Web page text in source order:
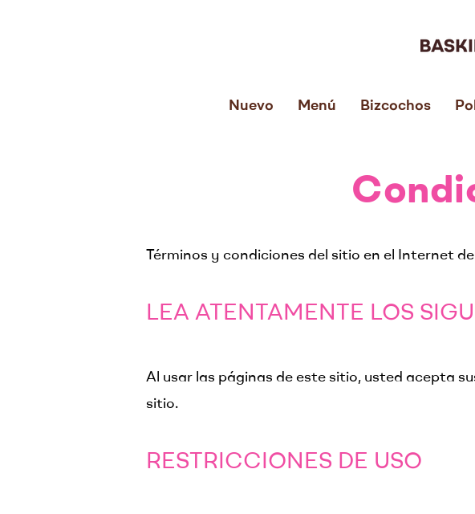
Nuevo Menú Bizcochos
Términos y condiciones del sitio en el Internet
LEA ATENTAMENTE LOS
Al usar las páginas de este sitio, usted acepta
sitio.
RESTRICCIONES DE USO​